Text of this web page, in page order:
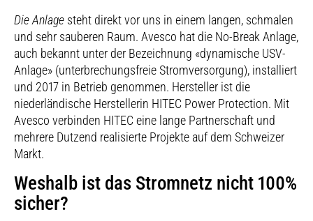
Die Anlage steht direkt vor uns in einem langen, schmalen
und sehr sauberen Raum. Avesco hat die No-Break Anlage,
auch bekannt unter der Bezeichnung «dynamische USV-
Anlage» (unterbrechungsfreie Stromversorgung), installiert
und 2017 in Betrieb genommen. Hersteller ist die
niederländische Herstellerin HITEC Power Protection. Mit
Avesco verbinden HITEC eine lange Partnerschaft und
mehrere Dutzend realisierte Projekte auf dem Schweizer
Markt.
Weshalb ist das Stromnetz nicht 100%
sicher?